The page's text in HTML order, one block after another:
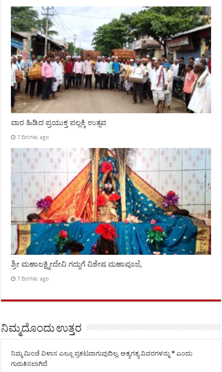
ವಾರ ಹಿಡಿದ ಪ್ರಯುಕ್ತ ಪಲ್ಲಕ್ಕಿ ಉತ್ಸವ
7 ದಿನಗಳು ago
ಶ್ರೀ ಮಹಾಲಕ್ಷ್ಮೀದೇವಿ ಗದ್ಗುಗೆ ವಿಶೇಷ ಮಹಾಪೂಜೆ,
7 ದಿನಗಳು ago
ನಿಮ್ಮದೊಂದು ಉತ್ತರ
ನಿಮ್ಮ ಮಿಂಚೆ ವಿಳಾಸ ಎಲ್ಲೂ ಪ್ರಕಟವಾಗುವುದಿಲ್ಲ. ಅತ್ಯಗತ್ಯ ವಿವರಗಳನ್ನು* ಎಂದು
ಗುರುತಿಸಲಾಗಿದೆ